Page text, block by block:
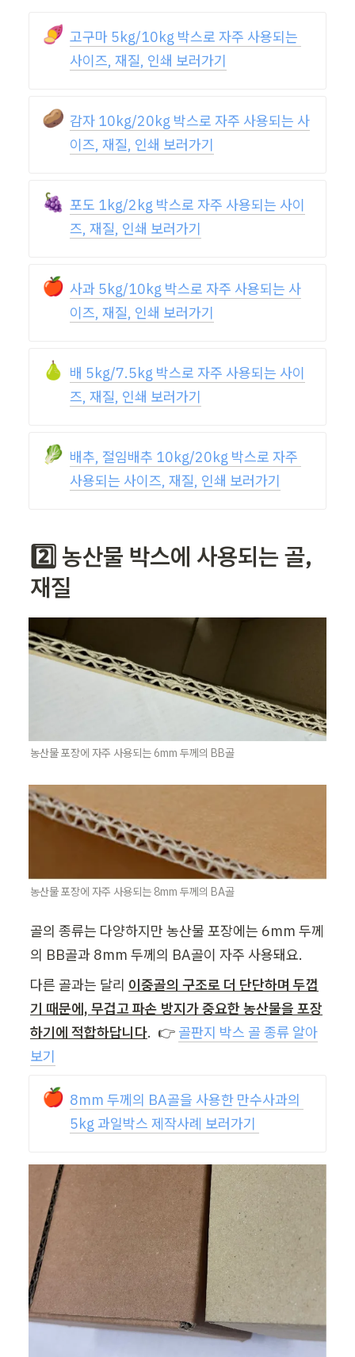
🍠 고구마 5kg/10kg 박스로 자주 사용되는
사이즈, 재질, 인쇄 보러가기
🥔 감자 10kg/20kg 박스로 자주 사용되는 사
이즈, 재질, 인쇄 보러가기
🍇 포도 1kg/2kg 박스로 자주 사용되는 사이
즈, 재질, 인쇄 보러가기
🍎 사과 5kg/10kg 박스로 자주 사용되는 사
이즈, 재질, 인쇄 보러가기
🍐 배 5kg/7.5kg 박스로 자주 사용되는 사이
즈, 재질, 인쇄 보러가기
🥬 배추, 절임배추 10kg/20kg 박스로 자주
사용되는 사이즈, 재질, 인쇄 보러가기
2️⃣ 농산물 박스에 사용되는 골,
재질
농산물 포장에 자주 사용되는 6mm 두께의 BB골
농산물 포장에 자주 사용되는 8mm 두께의 BA골
골의 종류는 다양하지만 농산물 포장에는 6mm 두께
의 BB골과 8mm 두께의 BA골이 자주 사용돼요.
다른 골과는 달리 이중골의 구조로 더 단단하며 두껍
기 때문에, 무겁고 파손 방지가 중요한 농산물을 포장
하기에 적합하답니다.  👉 골판지 박스 골 종류 알아
보기
🍎 8mm 두께의 BA골을 사용한 만수사과의
5kg 과일박스 제작사례 보러가기